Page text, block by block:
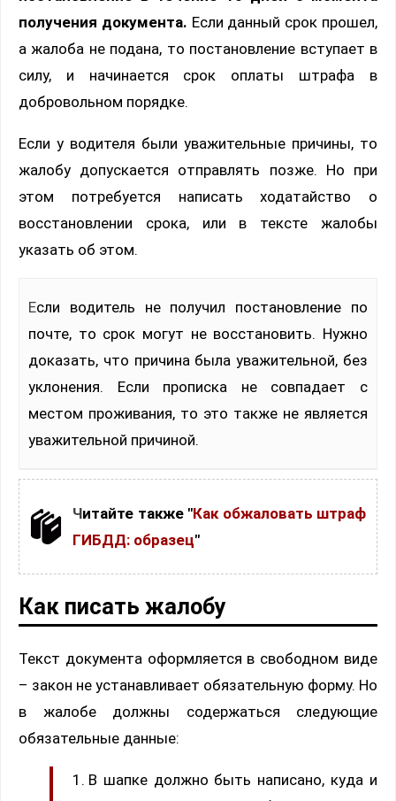
получения документа. Если данный срок прошел,
а жалоба не подана, то постановление вступает в
силу, и начинается срок оплаты штрафа в
добровольном порядке.
Если у водителя были уважительные причины, то
жалобу допускается отправлять позже. Но при
этом потребуется написать ходатайство о
восстановлении срока, или в тексте жалобы
указать об этом.
Если водитель не получил постановление по
почте, то срок могут не восстановить. Нужно
доказать, что причина была уважительной, без
уклонения. Если прописка не совпадает с
местом проживания, то это также не является
уважительной причиной.
Читайте также "Как обжаловать штраф
ГИБДД: образец"
Как писать жалобу
Текст документа оформляется в свободном виде
– закон не устанавливает обязательную форму. Но
в жалобе должны содержаться следующие
обязательные данные:
В шапке должно быть написано, куда и